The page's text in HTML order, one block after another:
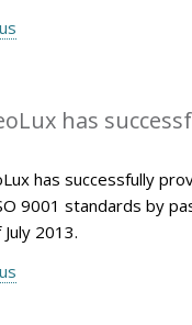
has
has successfully
9001 standards by
2013.